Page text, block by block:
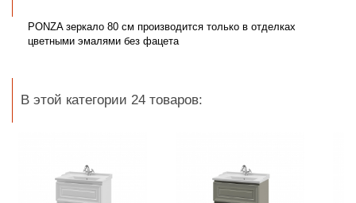
PONZA зеркало 80 см производится только в отделках
цветными эмалями без фацета
В этой категории 24 товаров: